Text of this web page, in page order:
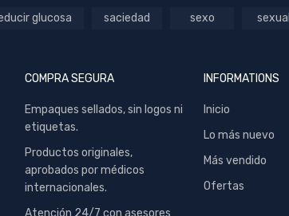
glucosa saciedad sexo sexual
COMPRA SEGURA
Empaques sellados, sin logos ni
etiquetas.
Productos originales,
aprobados por médicos
internacionales.
Atención 24/7 con asesores
INFORMATIONS
Inicio
Lo más nuevo
Más vendido
Ofertas